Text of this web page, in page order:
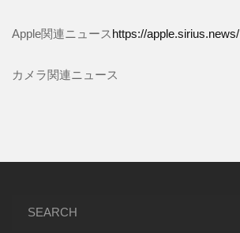
Apple関連ニュースhttps://apple.sirius.news/
カメラ関連ニュース